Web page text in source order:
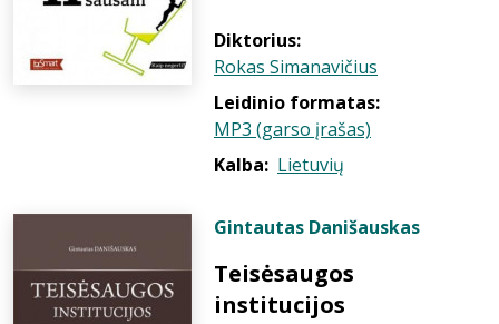
Diktorius:
Rokas Simanavičius
Leidinio formatas:
MP3 (garso įrašas)
Kalba: Lietuvių
Gintautas Danišauskas
Teisėsaugos
institucijos